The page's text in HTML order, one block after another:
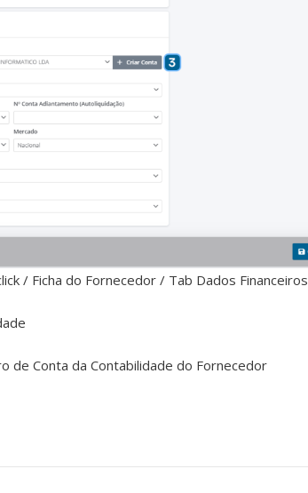
/ Ficha do Fornecedor / Tab Dados Financeiros
de Conta da Contabilidade do Fornecedor